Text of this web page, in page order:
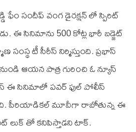
ఫేం సందీప్ వంగ డైరక్షన్ లో స్పిరిట్
ఈ సినిమాను 500 కోట్ల భారీ బడ్జెట్
సంస్థ టీ సీరీస్ నిర్మిస్తుంది. ప్రభాస్
ఆయన పాత్ర గురించి ఓ న్యూస్
ఈ సినిమాలో పవర్ ఫుల్ పోలీస్
పీరియాడికల్ మూవీగా రాబోతున్న ఈ
లుక్ తో కనిపిస్తాడని టాక్.